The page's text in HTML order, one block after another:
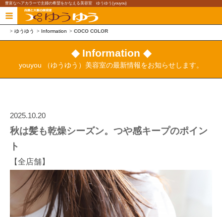
豊富なヘアカラーで主婦の希望をかなえる美容室 ゆうゆう(youyou)
ゆうゆう Information COCO COLOR
◆ Information ◆
youyou （ゆうゆう）美容室の最新情報をお知らせします。
2025.10.20
秋は髪も乾燥シーズン。つや感キープのポイン
ト
【全店舗】